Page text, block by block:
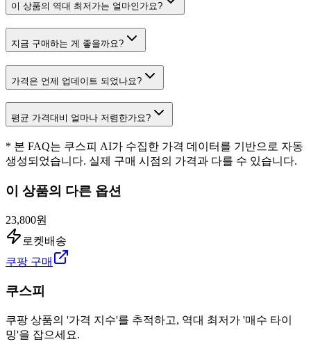
이 상품의 역대 최저가는 얼마인가요?
지금 구매하는 게 좋을까요?
가격은 언제 업데이트 되었나요?
평균 가격대비 얼마나 저렴한가요?
* 본 FAQ는 쿠스피 AI가 수집한 가격 데이터를 기반으로 자동
생성되었습니다. 실제 구매 시점의 가격과 다를 수 있습니다.
이 상품의 다른 옵션
23,800원
로켓배송
쿠팡 구매
쿠스피
쿠팡 상품의 '가격 지수'를 추적하고, 역대 최저가 '매수 타이
밍'을 잡으세요.